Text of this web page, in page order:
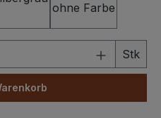
Silbergrau
ohne Farbe
den Stk